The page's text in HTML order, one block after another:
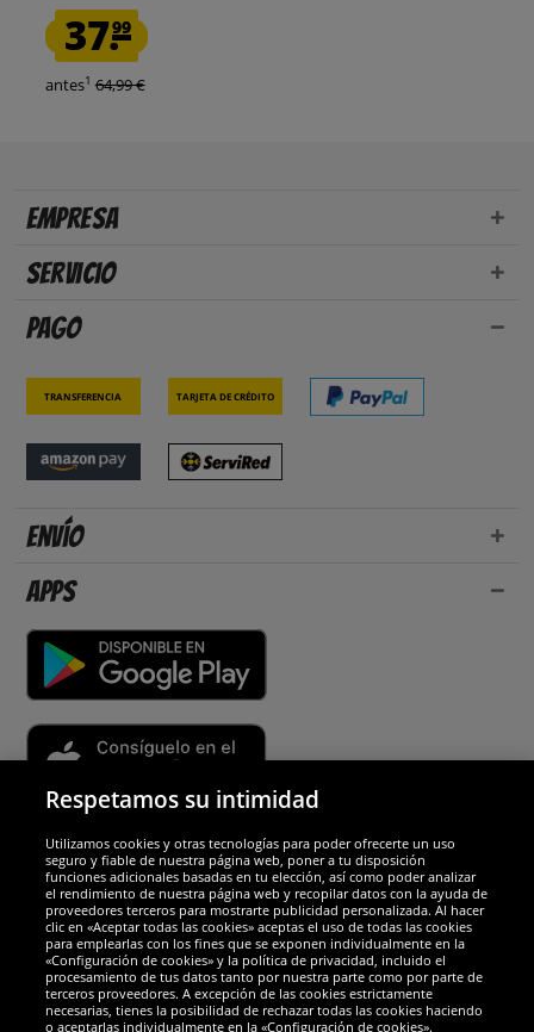
37.99
antes1 64,99 €
Empresa
Servicio
Pago
Transferencia Tarjeta de crédito
Envío
Apps
Socios y seguridad
Galardones
Respetamos su intimidad
Utilizamos cookies y otras tecnologías para poder ofrecerte un uso
seguro y fiable de nuestra página web, poner a tu disposición
funciones adicionales basadas en tu elección, así como poder analizar
el rendimiento de nuestra página web y recopilar datos con la ayuda de
proveedores terceros para mostrarte publicidad personalizada. Al hacer
clic en «Aceptar todas las cookies» aceptas el uso de todas las cookies
para emplearlas con los fines que se exponen individualmente en la
«Configuración de cookies» y la política de privacidad, incluido el
procesamiento de tus datos tanto por nuestra parte como por parte de
terceros proveedores. A excepción de las cookies estrictamente
necesarias, tienes la posibilidad de rechazar todas las cookies haciendo
o aceptarlas individualmente en la «Configuración de cookies».